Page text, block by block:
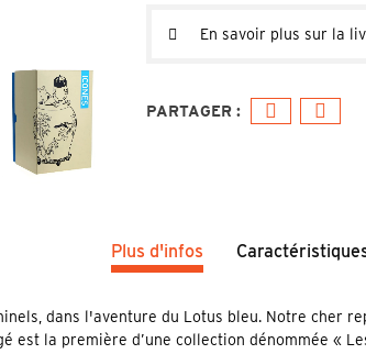
En savoir plus sur la
Plus d'infos
dans l'aventure du Lotus bleu. Notre cher
est la première d’une collection dénommée «